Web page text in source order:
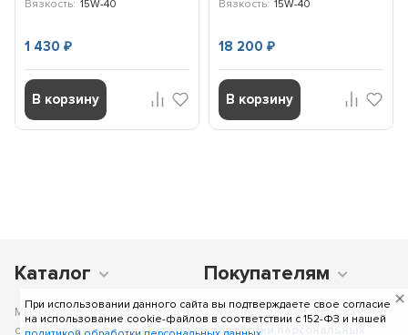
При использовании данного сайта вы подтверждаете свое согласие
на использование cookie-файлов в соответствии c 152-ФЗ и нашей
Вязкость: 15W-40
1 430₽
В корзину
Вязкость: 15W-40
18 200 ₽
В корзину
Каталог Покупателям
Мы получаем и обрабатываем персональные данные посетителей
сайта в соответствии с Политикой обработки персональных